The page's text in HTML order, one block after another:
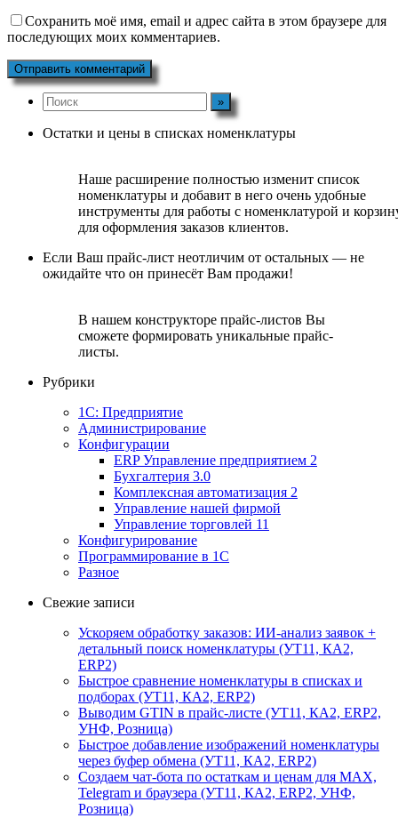
Сохранить моё имя, email и адрес сайта в этом браузере для
последующих моих комментариев.
Остатки и цены в списках номенклатуры
Наше расширение полностью изменит список
номенклатуры и добавит в него очень удобные
инструменты для работы с номенклатурой и
для оформления заказов клиентов.
Если Ваш прайс-лист неотличим от остальных — не
ожидайте что он принесёт Вам продажи!
В нашем конструкторе прайс-листов Вы
сможете формировать уникальные прайс-
листы.
Рубрики
1С: Предприятие
Администрирование
Конфигурации
ERP Управление предприятием 2
Бухгалтерия 3.0
Комплексная автоматизация 2
Управление нашей фирмой
Управление торговлей 11
Конфигурирование
Программирование в 1С
Разное
Свежие записи
Ускоряем обработку заказов: ИИ-анализ заявок +
детальный поиск номенклатуры (УТ11, КА2,
ERP2)
Быстрое сравнение номенклатуры в списках и
подборах (УТ11, КА2, ERP2)
Выводим GTIN в прайс-листе (УТ11, КА2, ERP2,
УНФ, Розница)
Быстрое добавление изображений номенклатуры
через буфер обмена (УТ11, КА2, ERP2)
Создаем чат-бота по остаткам и ценам для MAX,
Telegram и браузера (УТ11, КА2, ERP2, УНФ,
Розница)